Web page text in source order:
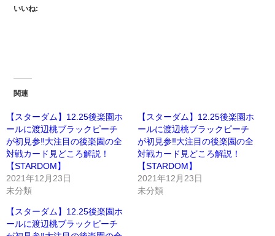
いいね:
関連
【スターダム】12.25後楽園ホ
ールに渡辺桃ブラックピーチ
が初見参‼大注目の後楽園の全
対戦カード見どころ解説！
【STARDOM】
2021年12月23日
未分類
【スターダム】12.25後楽園ホ
ールに渡辺桃ブラックピーチ
が初見参‼大注目の後楽園の全
対戦カード見どころ解説！
【STARDOM】
2021年12月23日
未分類
【スターダム】12.25後楽園ホ
ールに渡辺桃ブラックピーチ